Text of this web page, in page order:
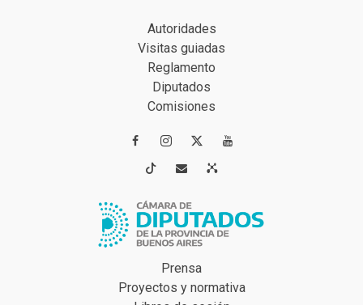
Autoridades
Visitas guiadas
Reglamento
Diputados
Comisiones
 
 
Prensa
Proyectos y normativa